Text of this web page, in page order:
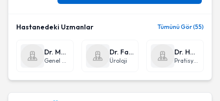
Hastanedeki Uzmanlar Tümünü Gör (55)
Dr. Mehmet Cihat Özek
Genel Cerrahi
Dr. Fatih Fırat
Üroloji
Dr. Halil İbrahim Kaçar
Pratisyen Hekimlik